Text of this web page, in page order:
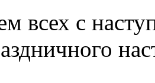
всех с